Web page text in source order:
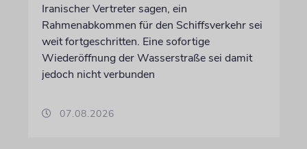
Iranischer Vertreter sagen, ein
Rahmenabkommen für den Schiffsverkehr sei
weit fortgeschritten. Eine sofortige
Wiederöffnung der Wasserstraße sei damit
jedoch nicht verbunden
07.08.2026